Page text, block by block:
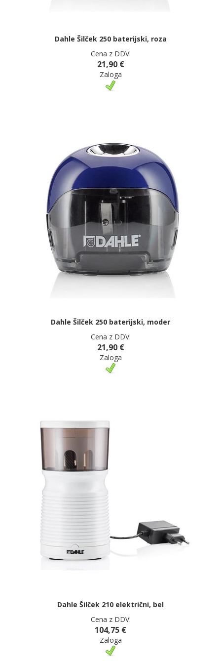
Dahle Šilček 250 baterijski, roza
Cena z DDV:
21,90 €
Zaloga
Dahle Šilček 250 baterijski, moder
Cena z DDV:
21,90 €
Zaloga
Dahle Šilček 210 električni, bel
Cena z DDV:
104,75 €
Zaloga